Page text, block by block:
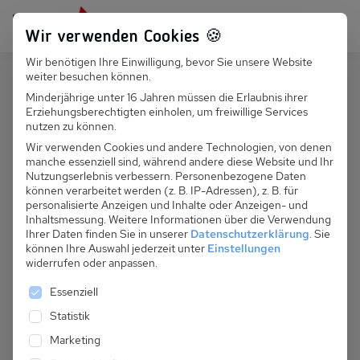
Persönlich für dich da: +49 251 899 050
Suchfeld
Suchen
PL 011.080A - FH D.W. Tristan (Nr
2)
Wir verwenden Cookies 🍪
Wir benötigen Ihre Einwilligung, bevor Sie unsere Website
weiter besuchen können.
Minderjährige unter 16 Jahren müssen die Erlaubnis ihrer
Erziehungsberechtigten einholen, um freiwillige Services
nutzen zu können.
Wir verwenden Cookies und andere Technologien, von denen
manche essenziell sind, während andere diese Website und Ihr
Nutzungserlebnis verbessern. Personenbezogene Daten
können verarbeitet werden (z. B. IP-Adressen), z. B. für
personalisierte Anzeigen und Inhalte oder Anzeigen- und
Inhaltsmessung. Weitere Informationen über die Verwendung
Ihrer Daten finden Sie in unserer Datenschutzerklärung. Sie
können Ihre Auswahl jederzeit unter Einstellungen
widerrufen oder anpassen.
Es folgt eine Liste der Service-Gruppen, für die
Essenziell
Statistik
Marketing